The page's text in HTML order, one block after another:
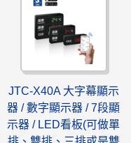
JTC-X40A 大字幕顯示
器 / 數字顯示器 / 7段顯
示器 / LED看板(可做單